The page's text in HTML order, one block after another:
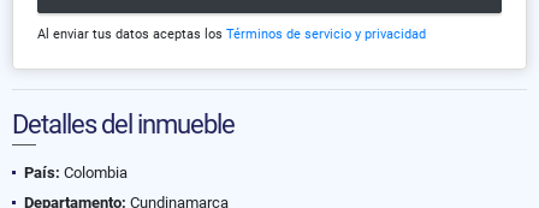
Al enviar tus datos aceptas los Términos de servicio y privacidad
Detalles del inmueble
País: Colombia
Departamento: Cundinamarca